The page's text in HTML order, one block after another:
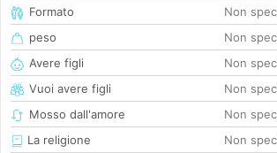
Formato
Non
peso
Non
Avere figli
Non
Vuoi avere figli
Non
Mosso dall'amore
Non
La religione
Non